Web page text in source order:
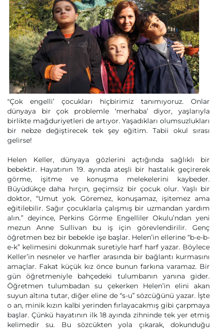
"Çok engelli’ çocukları hiçbirimiz tanımıyoruz. Onlar
dünyaya bir çok problemle ‘merhaba’ diyor, yaşlarıyla
birlikte mağduriyetleri de artıyor. Yaşadıkları olumsuzlukları
bir nebze değiştirecek tek şey eğitim. Tabii okul sırası
gelirse!
Helen Keller, dünyaya gözlerini açtığında sağlıklı bir
bebektir. Hayatının 19. ayında ateşli bir hastalık geçirerek
görme, işitme ve konuşma melekelerini kaybeder.
Büyüdükçe daha hırçın, geçimsiz bir çocuk olur. Yaşlı bir
doktor, “Umut yok. Göremez, konuşamaz, işitemez ama
eğitilebilir. Sağır çocuklarla çalışmış bir uzmandan yardım
alın.” deyince, Perkins Görme Engelliler Okulu’ndan yeni
mezun Anne Sullivan bu iş için görevlendirilir. Genç
öğretmen bez bir bebekle işe başlar. Helen’in ellerine “b-e-b-
e-k” kelimesini dokunmak suretiyle harf harf yazar. Böylece
Keller’in nesneler ve harfler arasında bir bağlantı kurmasını
amaçlar. Fakat küçük kız önce bunun farkına varamaz. Bir
gün öğretmeniyle bahçedeki tulumbanın yanına gider.
Öğretmen tulumbadan su çekerken Helen’in elini akan
suyun altına tutar, diğer eline de “s-u” sözcüğünü yazar. İşte
o an, minik kızın kalbi yerinden fırlayacakmış gibi çarpmaya
başlar. Çünkü hayatının ilk 18 ayında zihninde tek yer etmiş
kelimedir su. Bu sözcükten yola çıkarak, dokunduğu